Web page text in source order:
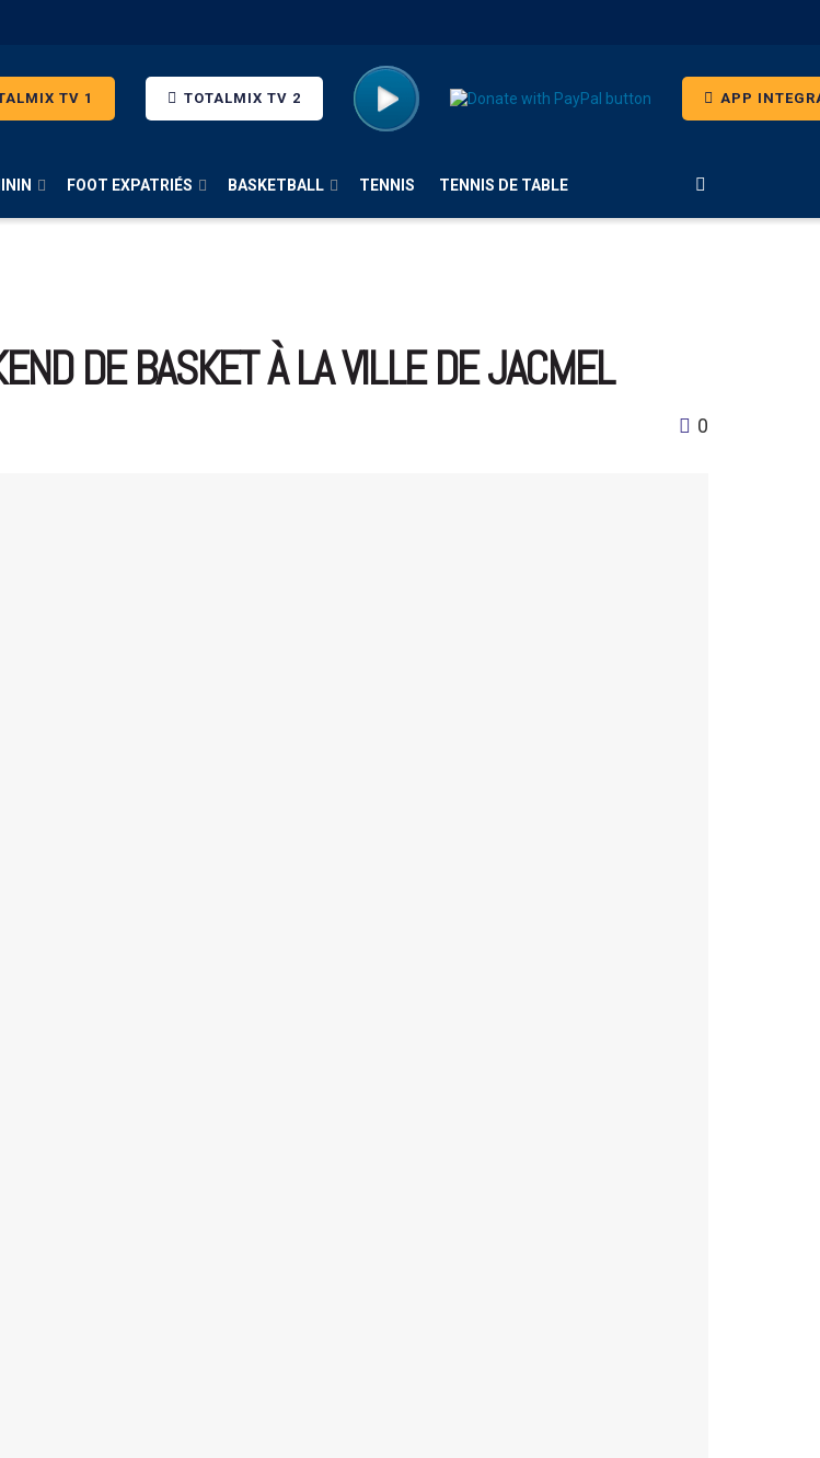
TV 1 TOTALMIX TV 2 APP
FOOT EXPATRIÉS BASKETBALL TENNIS TENNIS DE TABLE
DE BASKET À LA VILLE DE JACMEL
0